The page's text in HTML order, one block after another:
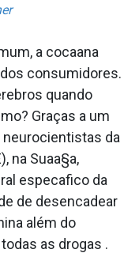
a cocaa­na
consumidores.
quando
Graças a um
da
na Sua­a§a,
especa­fico da
de desencadear
além do
as drogas .